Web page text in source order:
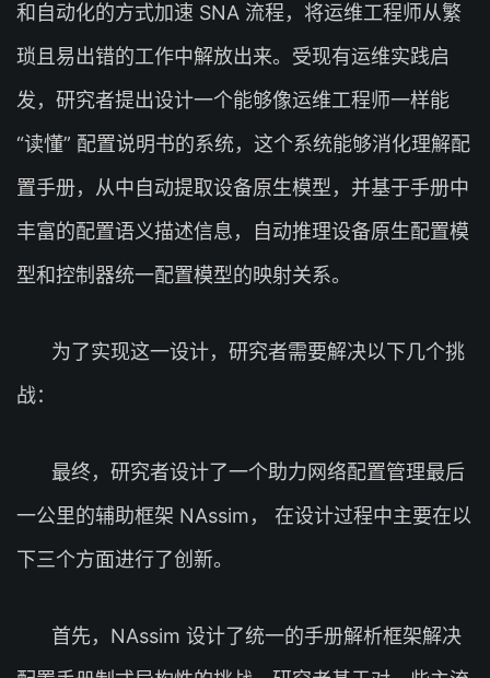
和自动化的方式加速 SNA 流程，将运维工程师从繁
琐且易出错的工作中解放出来。受现有运维实践启
发，研究者提出设计一个能够像运维工程师一样能
“读懂” 配置说明书的系统，这个系统能够消化理解配
置手册，从中自动提取设备原生模型，并基于手册中
丰富的配置语义描述信息，自动推理设备原生配置模
型和控制器统一配置模型的映射关系。
为了实现这一设计，研究者需要解决以下几个挑
战：
最终，研究者设计了一个助力网络配置管理最后
一公里的辅助框架 NAssim， 在设计过程中主要在以
下三个方面进行了创新。
首先，NAssim 设计了统一的手册解析框架解决